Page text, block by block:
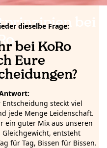
bei
dieselbe Frage:
bei KoRo
Eure
steckt viel
jede Menge Leidenschaft.
ein guter Mix aus unseren
entsteht
für Tag, Bissen für Bissen.